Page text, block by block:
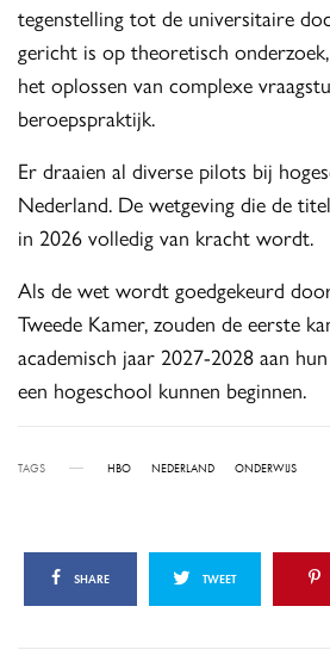
tegenstelling tot de universitaire
gericht is op theoretisch
het oplossen van complexe
beroepspraktijk.
Er draaien al diverse pilots bij
Nederland. De wetgeving die de
in 2026 volledig van kracht wordt.
Als de wet wordt goedgekeurd
Tweede Kamer, zouden de eerste
academisch jaar 2027-2028 aan
een hogeschool kunnen beginnen.
TAGS HBO NEDERLAND ONDERWIJS
SHARE TWEET